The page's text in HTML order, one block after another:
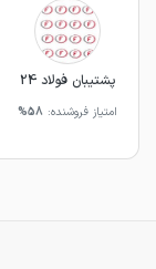
پشتیبان فولاد 24
امتیاز فروشنده: 58%